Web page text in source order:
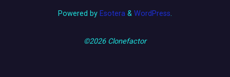
Powered by Esotera & WordPress.
©2026 Clonefactor